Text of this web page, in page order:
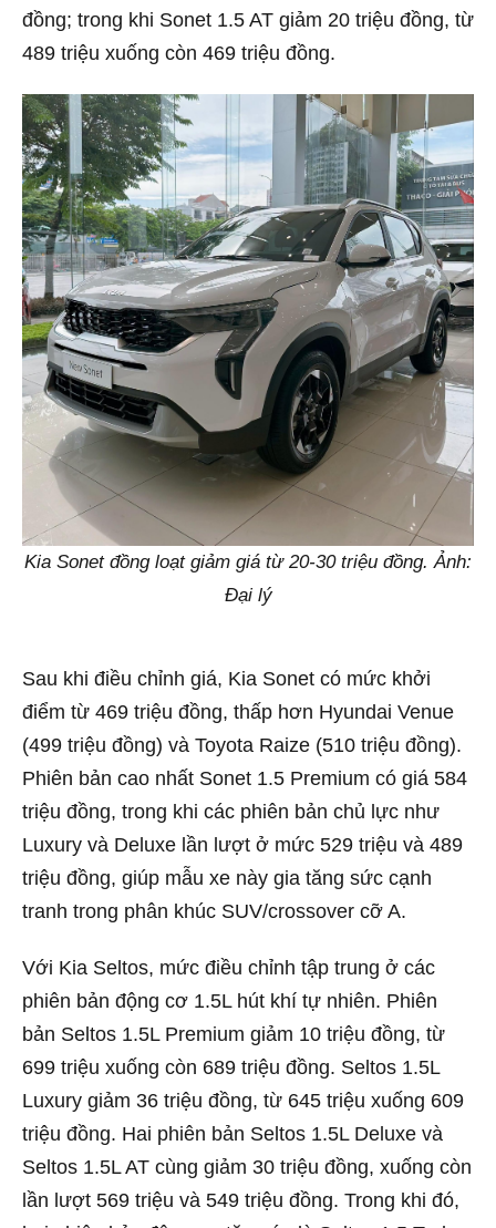
đồng; trong khi Sonet 1.5 AT giảm 20 triệu đồng, từ
489 triệu xuống còn 469 triệu đồng.
Kia Sonet đồng loạt giảm giá từ 20-30 triệu đồng. Ảnh:
Đại lý
Sau khi điều chỉnh giá, Kia Sonet có mức khởi
điểm từ 469 triệu đồng, thấp hơn Hyundai Venue
(499 triệu đồng) và Toyota Raize (510 triệu đồng).
Phiên bản cao nhất Sonet 1.5 Premium có giá 584
triệu đồng, trong khi các phiên bản chủ lực như
Luxury và Deluxe lần lượt ở mức 529 triệu và 489
triệu đồng, giúp mẫu xe này gia tăng sức cạnh
tranh trong phân khúc SUV/crossover cỡ A.
Với Kia Seltos, mức điều chỉnh tập trung ở các
phiên bản động cơ 1.5L hút khí tự nhiên. Phiên
bản Seltos 1.5L Premium giảm 10 triệu đồng, từ
699 triệu xuống còn 689 triệu đồng. Seltos 1.5L
Luxury giảm 36 triệu đồng, từ 645 triệu xuống 609
triệu đồng. Hai phiên bản Seltos 1.5L Deluxe và
Seltos 1.5L AT cùng giảm 30 triệu đồng, xuống còn
lần lượt 569 triệu và 549 triệu đồng. Trong khi đó,